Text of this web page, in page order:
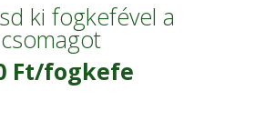
ki fogkefével a
csomagot
Ft/fogkefe